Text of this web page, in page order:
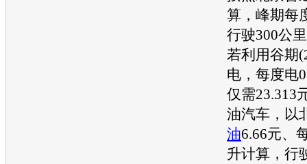
算，峰期每
行驶300公
若利用谷期
电，每度电
仅需23.313
油汽车，以
油6.66元、
升计算，行